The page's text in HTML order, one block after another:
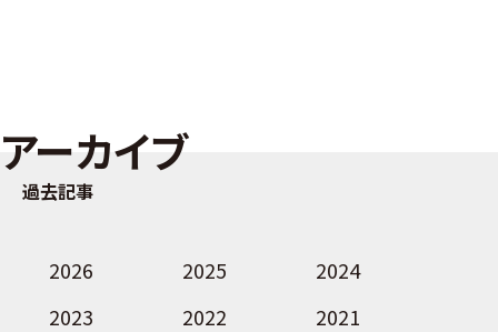
アーカイブ
過去記事
2026 2025
2024
2023
2022
2021